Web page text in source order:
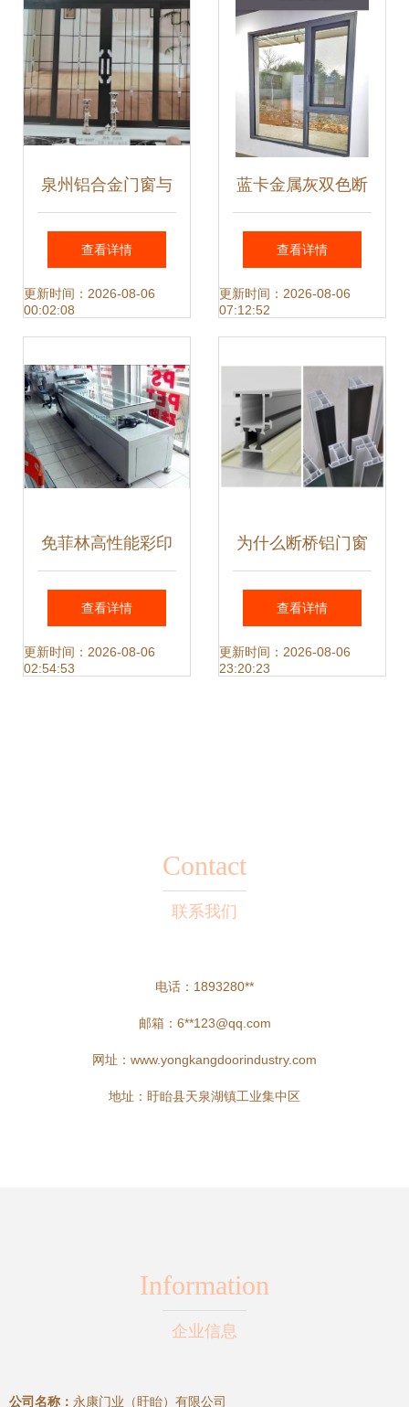
泉州铝合金门窗与
空调设备的协同应
用与市场趋势
查看详情
更新时间：2026-08-06
00:02:08
蓝卡金属灰双色断
桥铝系统门窗 贵阳
阳台封装的卓越之
查看详情
更新时间：2026-08-06
07:12:52
免菲林高性能彩印
设备 开启金属门窗
表面装饰新纪元
查看详情
更新时间：2026-08-06
02:54:53
为什么断桥铝门窗
能取代塑钢门窗成
为主流选择？
查看详情
更新时间：2026-08-06
23:20:23
Contact
联系我们
电话：1893280**
邮箱：6**123@qq.com
网址： www.yongkangdoorindustry.com
地址：盱眙县天泉湖镇工业集中区
Information
企业信息
公司名称： 永康门业（盱眙）有限公司